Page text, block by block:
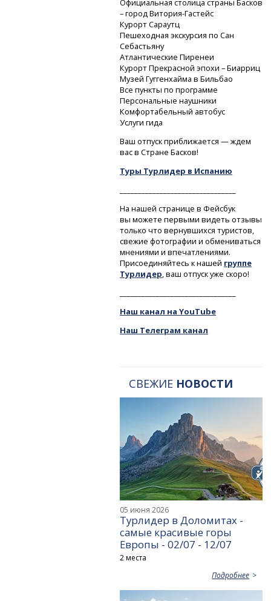
Официальная столица страны Басков
– городВитория-Гастейс
Курорт Сараутц
Пешеходная экскурсия по Сан
Себастьяну
Атлантические Пиренеи
Курорт Прекрасной эпохи – Биарриц
Музей Гуггенхайма в Бильбао
Все пункты по программе
Персональные наушники
Комфортабельный автобус
Услуги гида
Ваш отпуск приближается — ждем
вас в Стране Басков!
Туры Турлидер в Испанию
На нашей странице в Фейсбук
вы можете первыми видеть отзывы
только что вернувшихся туристов,
свежие фотографии и обмениваться
мнениями и впечатлениями.
Присоединяйтесь к нашей группе
Турлидер, ваш отпуск уже скоро!
Наш канал на YouTube
Наш Телеграм канал
СВЕЖИЕ НОВОСТИ
05 июня 2026
Турлидер в Доломитах -
самые красивые горы
Европы - 02/07 - 12/07
2 места
Подробнее